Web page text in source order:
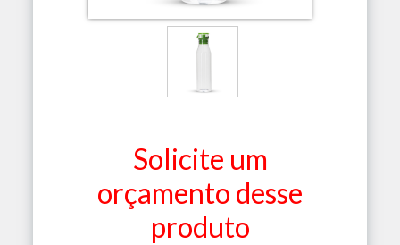
Solicite um
orçamento desse
produto